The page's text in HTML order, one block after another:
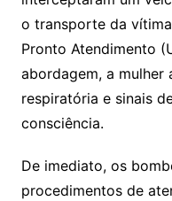
o transporte da
Pronto Atendimento
abordagem, a mulher
respiratória e sinais
consciência.
De imediato, os
procedimentos de